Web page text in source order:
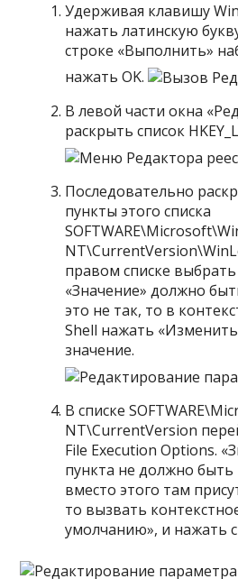
Удерживая клавишу
нажать латинскую
строке «Выполнить»
нажать OK.
В левой части окна
раскрыть список
Последовательно
пункты этого списка
правом списке выбрать
«Значение» должно
это не так, то в
Shell нажать
значение.
В списке
NT\CurrentVersion
File Execution Options.
пункта не должно быть
вместо этого там
то вызвать
умолчанию», и нажать